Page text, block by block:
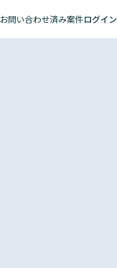
お問い合わせ済み案件ログイン